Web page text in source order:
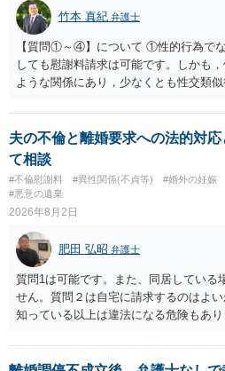
竹本 真紀 弁護士
【質問①～④】について ①性的行為で
しても慰謝料請求は可能です。しかも
ような関係にあり，少なくとも性交類
ことを窺わせるものです。）。ですか
よいと思います。 ただ．慰謝料額につ
いとして，この点を考慮されることに
今後のことを考えて書いてもらうか否
す。今ある証拠以上のことを証明（証
るのであれば，前向きに検討を進めると
値と夫との関係との均衡のように思い
いるのであれば，どのような内容の委任
書士との協議になると思います。請求
の見極めや，相手方は性交類似行為は
定しているのかによって，考え方・進
あれば，本人（行政書士でも同じだと
り変わらないように思います。減額で
夫の不倫と離婚要求への法的対
て相談
#不倫慰謝料 #異性関係(不貞等) #婚外の妊娠
#悪意の遺棄
2026年8月2日
肥田 弘昭 弁護士
質問1は可能です。また、同居している
せん。質問２は自宅に請求するのはよ
知っている以上は違法になる危険もあ
かと思います。有責配偶者ですので相
に訴訟されても法的に成立しません。